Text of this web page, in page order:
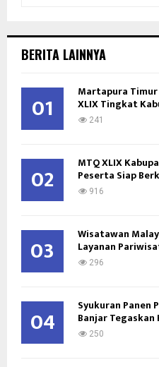
h
o
BERITA LAINNYA
01 Martapura Timur
XLIX Tingkat
241
02 MTQ XLIX
Peserta Siap
916
03 Wisatawan
Layanan
296
04 Syukuran Panen
Banjar
250